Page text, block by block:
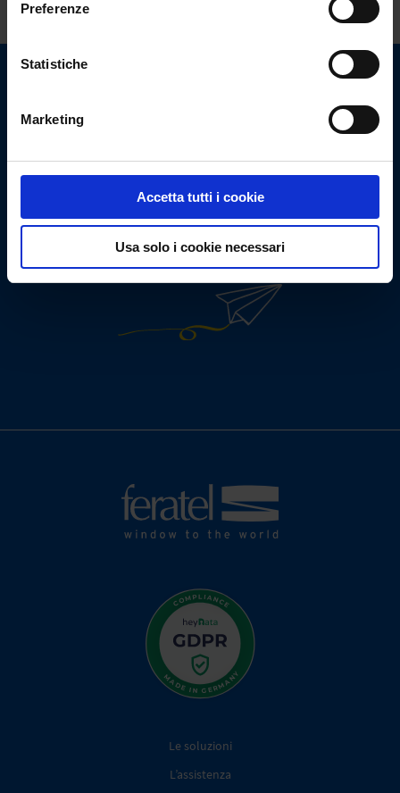
Preferenze
Statistiche
Marketing
Accetta tutti i cookie
Usa solo i cookie necessari
oggi.
Non vediamo l’ora di ricevere nuovi incarichi e sfide!
Le soluzioni
L’assistenza